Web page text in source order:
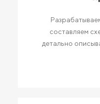
составляем
детально